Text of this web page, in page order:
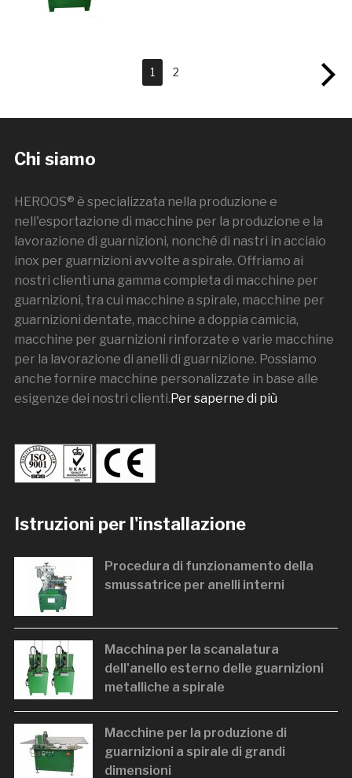
1 2
Chi siamo
HEROOS® è specializzata nella produzione e
nell'esportazione di macchine per la produzione e la
lavorazione di guarnizioni, nonché di nastri in acciaio
inox per guarnizioni avvolte a spirale. Offriamo ai
nostri clienti una gamma completa di macchine per
guarnizioni, tra cui macchine a spirale, macchine per
guarnizioni dentate, macchine a doppia camicia,
macchine per guarnizioni rinforzate e varie macchine
per la lavorazione di anelli di guarnizione. Possiamo
anche fornire macchine personalizzate in base alle
esigenze dei nostri clienti.Per saperne di più
Istruzioni per l'installazione
Procedura di funzionamento della
smussatrice per anelli interni
Macchina per la scanalatura
dell'anello esterno delle guarnizioni
metalliche a spirale
Macchine per la produzione di
guarnizioni a spirale di grandi
dimensioni